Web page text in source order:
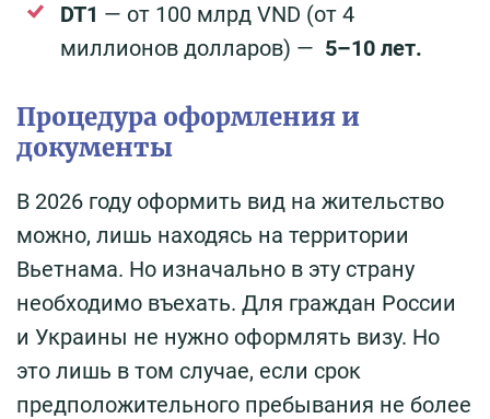
DT1 — от 100 млрд VND (от 4
миллионов долларов) — 5–10 лет.
Процедура оформления и
документы
В 2026 году оформить вид на жительство
можно, лишь находясь на территории
Вьетнама. Но изначально в эту страну
необходимо въехать. Для граждан России
и Украины не нужно оформлять визу. Но
это лишь в том случае, если срок
предположительного пребывания не более